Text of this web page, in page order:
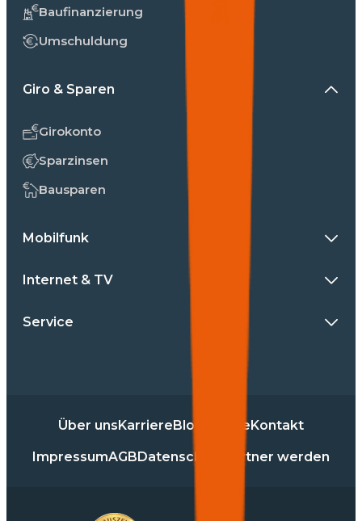
Baufinanzierung
Umschuldung
Giro & Sparen
Girokonto
Sparzinsen
Bausparen
Mobilfunk
Internet & TV
Service
Über unsKarriereBlog PresseKontakt
ImpressumAGBDatenschutz Partner werden